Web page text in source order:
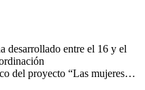
desarrollado entre el 16 y el
del proyecto “Las mujeres…